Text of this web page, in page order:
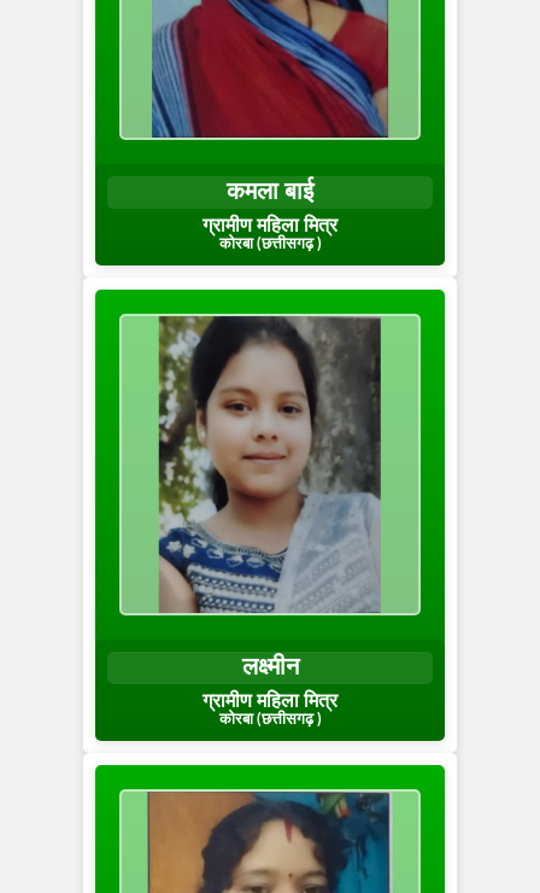
कमला बाई
ग्रामीण महिला मित्र
कोरबा (छत्तीसगढ़ )
लक्ष्मीन
ग्रामीण महिला मित्र
कोरबा (छत्तीसगढ़ )